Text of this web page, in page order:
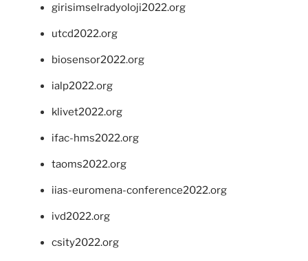
girisimselradyoloji2022.org
utcd2022.org
biosensor2022.org
ialp2022.org
klivet2022.org
ifac-hms2022.org
taoms2022.org
iias-euromena-conference2022.org
ivd2022.org
csity2022.org